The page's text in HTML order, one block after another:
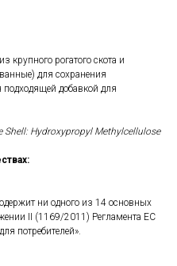
крупного рогатого скота и
для сохранения
подходящей добавкой для
Shell: Hydroxypropyl Methylcellulose
ни одного из 14 основных
II (1169/2011) Регламента ЕС
потребителей».